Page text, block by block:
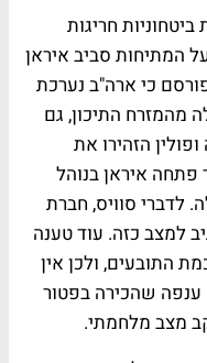
חריגות
המתיחות סביב איראן
תקופה: ב-13 בינואר 2026 פורסם כי ארה"ב נערכת
מהמזרח התיכון, גם
הזהירו את
מאיראן. ב-14 בינואר פתחה איראן בנוהל
לדברי סוויס, חברת
למצב כזה. עוד טענה
התובעים, ולכן אין
שהכירה בפטור
מצב מלחמתי.